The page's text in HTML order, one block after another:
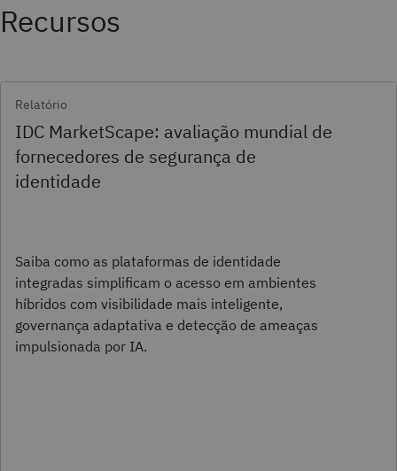
Recursos
Relatório
IDC MarketScape: avaliação mundial de
fornecedores de segurança de
identidade
Saiba como as plataformas de identidade
integradas simplificam o acesso em ambientes
híbridos com visibilidade mais inteligente,
governança adaptativa e detecção de ameaças
impulsionada por IA.